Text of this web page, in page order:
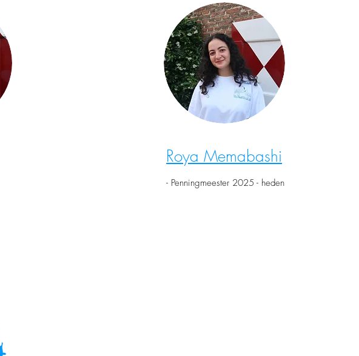
Roya Memabashi
- Penningmeester 2025 - heden